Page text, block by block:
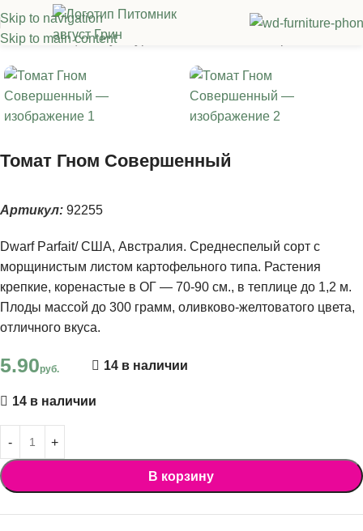
Skip to navigation
Skip to main content
овощных культур
Томат Гном Совершенный
Артикул: 92255
Dwarf Parfait/ США, Австралия. Среднеспелый сорт с
морщинистым листом картофельного типа. Растения
крепкие, коренастые в ОГ — 70-90 см., в теплице до 1,2 м.
Плоды массой до 300 грамм, оливково-желтоватого цвета,
отличного вкуса.
5.90руб. 14 в наличии
14 в наличии
В корзину